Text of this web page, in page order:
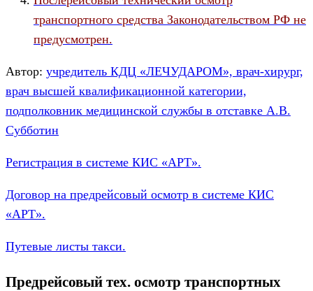
транспортного средства Законодательством РФ не
предусмотрен.
Автор: учредитель КДЦ «ЛЕЧУДАРОМ», врач-хирург,
врач высшей квалификационной категории,
подполковник медицинской службы в отставке А.В.
Субботин
Регистрация в системе КИС «АРТ».
Договор на предрейсовый осмотр в системе КИС
«АРТ».
Путевые листы такси.
Предрейсовый тех. осмотр транспортных